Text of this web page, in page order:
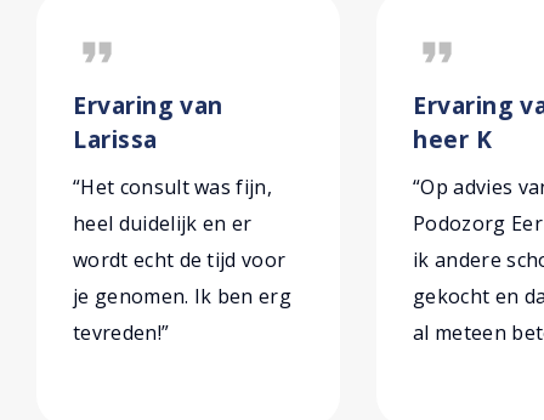
format_quote
Ervaring van
Larissa
“Het consult was fijn,
heel duidelijk en er
wordt echt de tijd voor
je genomen. Ik ben erg
tevreden!”
format_quote
Ervaring
heer K
“Op advies
Podozorg
ik andere
gekocht en
al meteen